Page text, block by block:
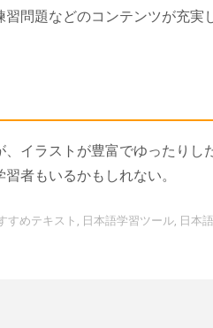
問題などのコンテンツが充実
イラストが豊富でゆったりし
者もいるかもしれない。
すめテキスト 日本語学習ツール, 日本